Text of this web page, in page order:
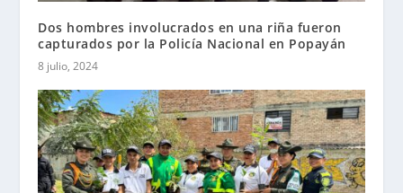
Dos hombres involucrados en una riña fueron
capturados por la Policía Nacional en Popayán
8 julio, 2024